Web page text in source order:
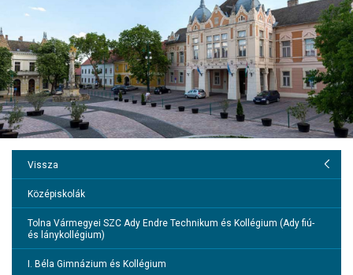
Általános tájékoztató
Etelka Portál
Bölcsőde
Óvoda
Vissza
Középiskolák
Tolna Vármegyei SZC Ady Endre Technikum és Kollégium (Ady fiú-
és lánykollégium)
I. Béla Gimnázium és Kollégium